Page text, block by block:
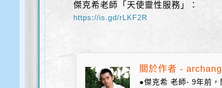
傑克希老師「天使靈性服務」：
https://is.gd/rLKF2R
關於作者 -
●傑克希 老師- 9年前